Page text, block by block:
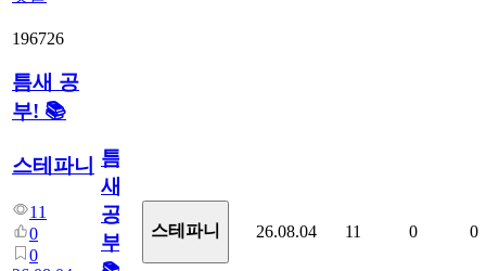
196726
틈새 공
부! 📚
스테파니
11
0
0
틈
새
공
부!
스테파니 26.08.04 11 0 0